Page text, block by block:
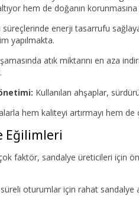
hem de doğanın korunmasına
enerji tasarrufu
yapılmakta.
atık miktarını en aza
Kullanılan ahşaplar,
hem kaliteyi artırmayı hem
Eğilimleri
faktör, sandalye üreticileri için
oturumlar için rahat sandalye